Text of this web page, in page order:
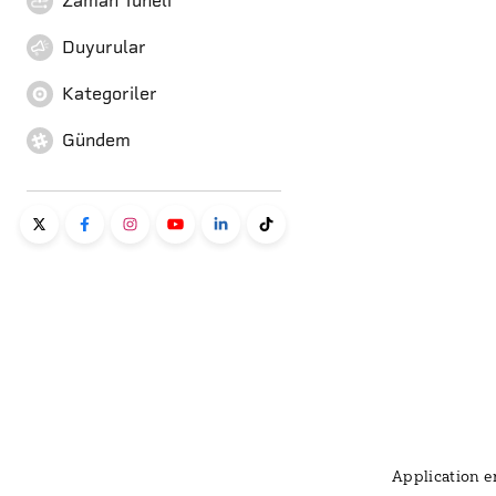
Duyurular
Kategoriler
Gündem
Application